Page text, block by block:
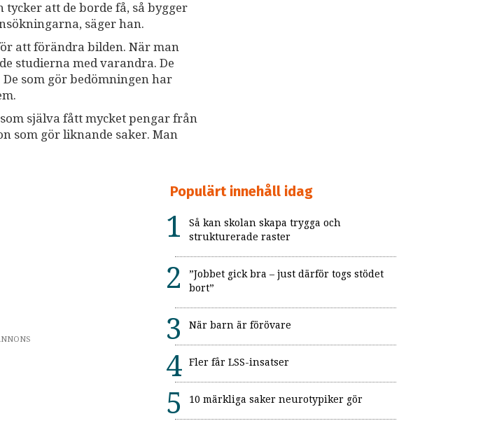
att de borde få, så bygger
säger han.
att förändra bilden. När man
studierna med varandra. De
som gör bedömningen har
själva fått mycket pengar från
som gör liknande saker. Man
Populärt innehåll idag
Så kan skolan skapa trygga och
strukturerade raster
”Jobbet gick bra – just därför togs stödet
bort”
När barn är förövare
Fler får LSS-insatser
10 märkliga saker neurotypiker gör